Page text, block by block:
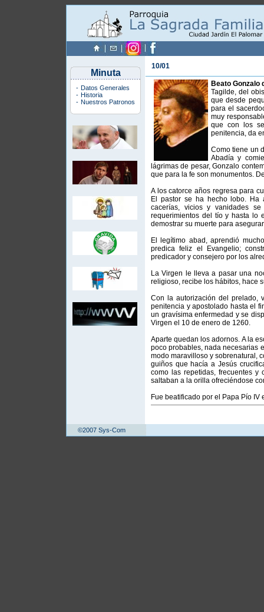
Minuta
- Datos Generales
- Historia
- Nuestros Patronos
10/01
Beato Gonzalo
Tagilde, del
que desde
para el
muy
que con los
penitencia, da
Como tiene un
Abadía y
lágrimas de pesar, Gonzalo
que para la fe son monumentos.
A los catorce años regresa para
El pastor se ha hecho lobo. Ha
cacerías, vicios y vanidades
requerimientos del tío y hasta lo
demostrar su muerte para
El legítimo abad, aprendió
predica feliz el Evangelio;
predicador y consejero por los
La Virgen le lleva a pasar una
religioso, recibe los hábitos, hace
Con la autorización del prelado,
penitencia y apostolado hasta el
un gravísima enfermedad y se
Virgen el 10 de enero de 1260.
Aparte quedan los adornos. A la
poco probables, nada necesarias
modo maravilloso y sobrenatural,
guiños que hacía a Jesús
como las repetidas, frecuentes
saltaban a la orilla ofreciéndose
Fue beatificado por el Papa Pío IV
©2007 Sys-Com